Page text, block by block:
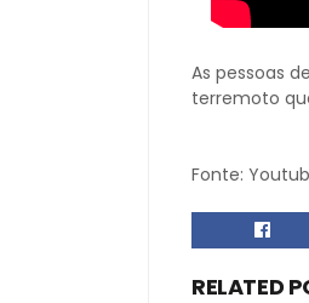
As pessoas
terremoto
Fonte:
RELATED